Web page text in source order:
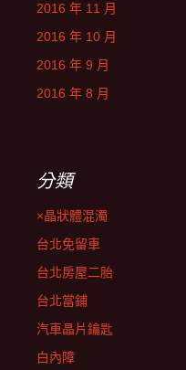
2016 年 11 月
2016 年 10 月
2016 年 9 月
2016 年 8 月
分類
×晶狀體混濁
台北免留車
台北房屋二胎
台北當鋪
汽車晶片鑰匙
白內障